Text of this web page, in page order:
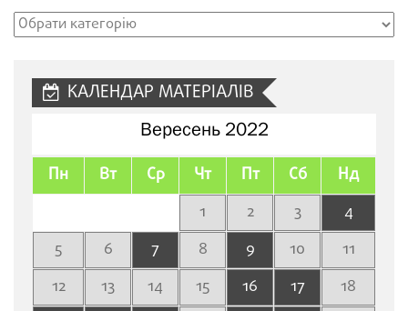
Рубрики
КАЛЕНДАР МАТЕРІАЛІВ
Вересень 2022
Пн Вт Ср Чт Пт Сб Нд
1 2 3
4
5
6 7 8 9 10
11
12
13 14 15 16 17
18